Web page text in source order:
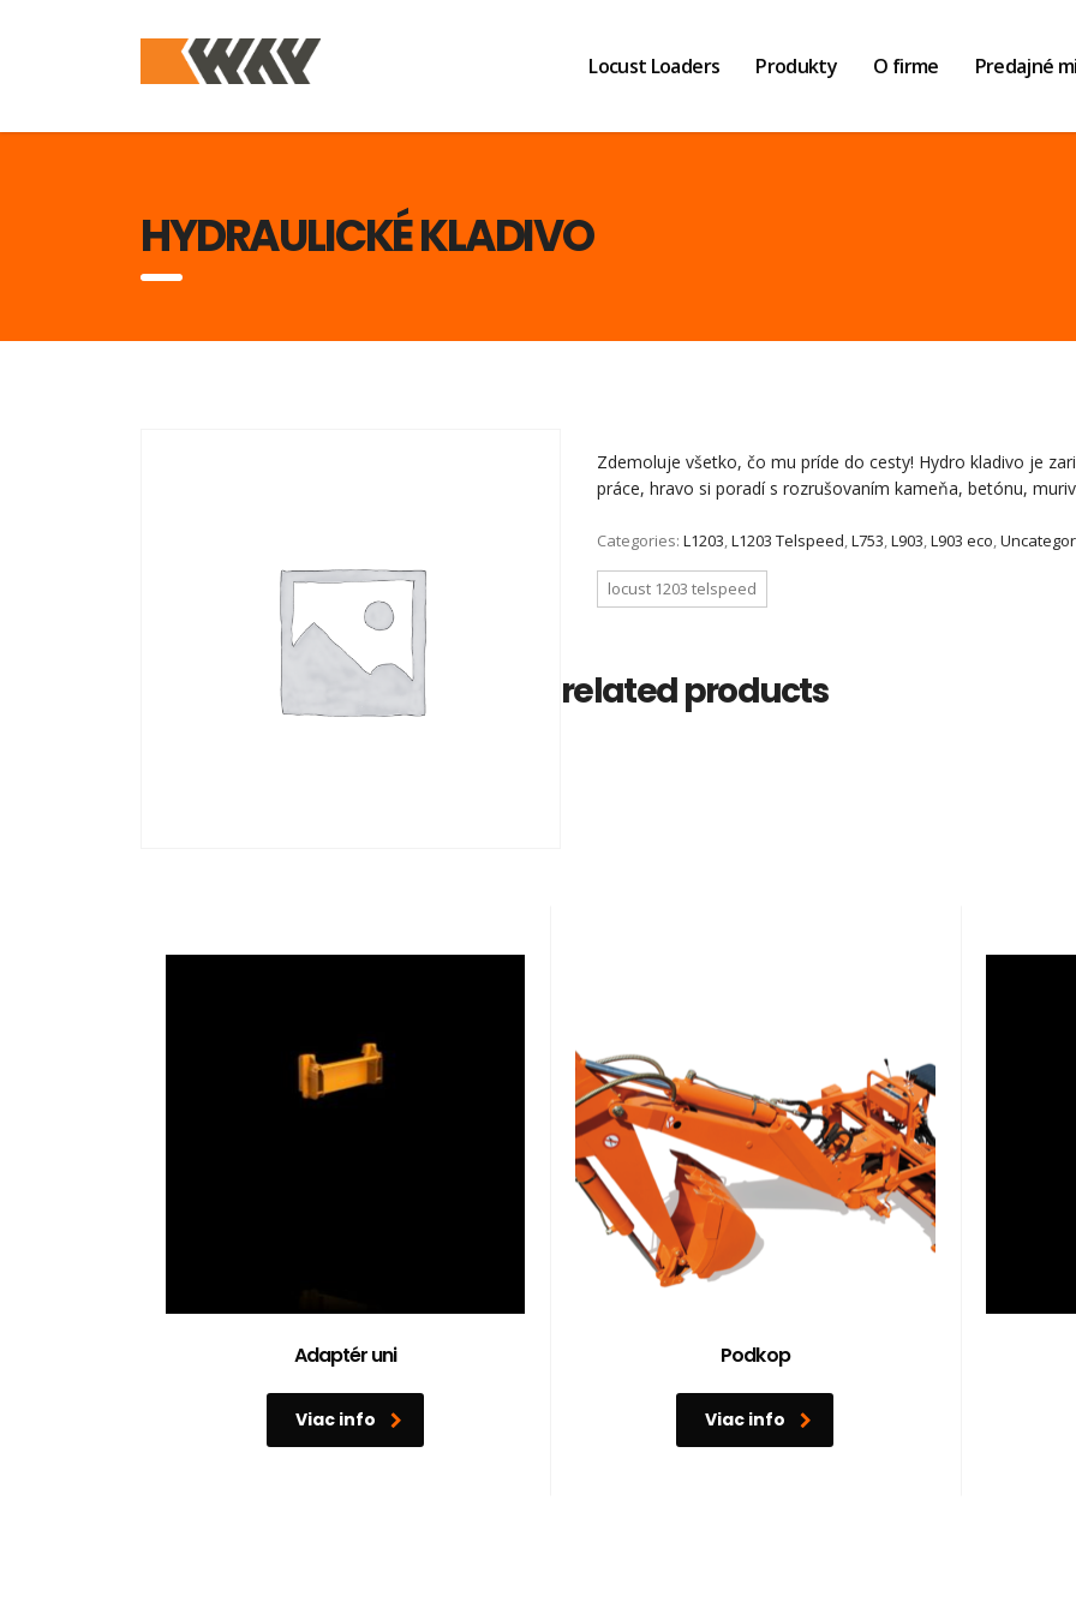
Locust Loaders Produkty O firme Predajné
HYDRAULICKÉ KLADIVO
Zdemoluje všetko, čo mu príde do cesty! Hydro kladivo je
práce, hravo si poradí s rozrušovaním kameňa, betónu,
Categories: L1203,L1203 Telspeed,L753,L903,L903 eco,
locust 1203 telspeed
related products
Adaptér uni
Viac info
Podkop
Viac info